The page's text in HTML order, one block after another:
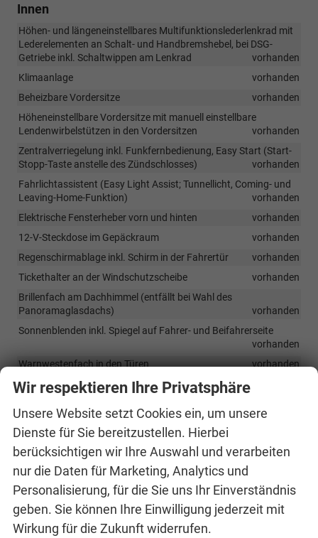
Innen
Höhen- und längeneinstellbares Multifunktionslederlenkrad mit
Lederelementen an Schalt- und Handbremshebel, bei DSG-
Getriebe inkl. Schaltwippen am Lenkrad
vorhanden
Klimaanlage
vorhanden
Beheizbare Vordersitze
vorhanden
Höheneinstellbare Vordersitze mit manuell einstellbare
Lendenwirbelstützen in den Vordersitzen
vorhanden
Zentralverriegelung inkl. Funkfernbedienung, Easy Start (Start-
Stopp-Taste anstelle des Zündschlosses)
vorhanden
Fahrlichtassistent (Easy Light Assist; Tunnellicht, Coming- und
Leaving-Home-Funktion)
vorhanden
Elektrische Fensterheber vorn und hinten
vorhanden
12-V-Steckdose im Gepäckraum
vorhanden
Regenschirmablage inkl. Schirm in der Fahrertür
vorhanden
Tickethalter an der Windschutzscheibe
vorhanden
Brillenfach am Dachhimmel (entfällt bei Wahl des
Panoramaglasdachs)
vorhanden
Sonnenblenden inkl. Spiegel auf Fahrer- und Beifahrerseite
vorhanden
Warnwestenfach in den Türen
vorhanden
Mittelarmlehne vorn inkl. Ablagefach
vorhanden
Verzurrösen im Kofferraum
Netzprogramm im Kofferraum
vorhanden
Infotainment & Kommunikation
Skoda 8,2"-Infotainmentsystem Digitaler Radioempfang DAB+,
Bluetooth-Freisprecheinrichtung
Wir respektieren Ihre Privatsphäre
Unsere Website setzt Cookies ein, um unsere
Dienste für Sie bereitzustellen. Hierbei
berücksichtigen wir Ihre Auswahl und verarbeiten
nur die Daten für Marketing, Analytics und
Personalisierung, für die Sie uns Ihr Einverständnis
geben. Sie können Ihre Einwilligung jederzeit mit
Wirkung für die Zukunft widerrufen.